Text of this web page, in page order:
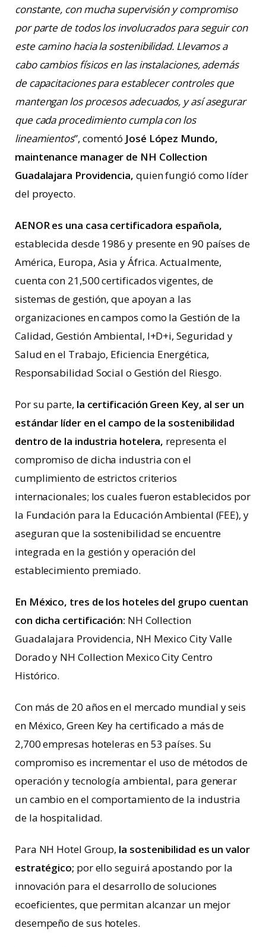
constante, con mucha supervisión y compromiso
por parte de todos los involucrados para seguir con
este camino hacia la sostenibilidad. Llevamos a
cabo cambios físicos en las instalaciones, además
de capacitaciones para establecer controles que
mantengan los procesos adecuados, y así asegurar
que cada procedimiento cumpla con los
lineamientos”, comentó José López Mundo,
maintenance manager de NH Collection
Guadalajara Providencia, quien fungió como líder
del proyecto.
AENOR es una casa certificadora española,
establecida desde 1986 y presente en 90 países de
América, Europa, Asia y África. Actualmente,
cuenta con 21,500 certificados vigentes, de
sistemas de gestión, que apoyan a las
organizaciones en campos como la Gestión de la
Calidad, Gestión Ambiental, I+D+i, Seguridad y
Salud en el Trabajo, Eficiencia Energética,
Responsabilidad Social o Gestión del Riesgo.
Por su parte, la certificación Green Key, al ser un
estándar líder en el campo de la sostenibilidad
dentro de la industria hotelera, representa el
compromiso de dicha industria con el
cumplimiento de estrictos criterios
internacionales; los cuales fueron establecidos por
la Fundación para la Educación Ambiental (FEE), y
aseguran que la sostenibilidad se encuentre
integrada en la gestión y operación del
establecimiento premiado.
En México, tres de los hoteles del grupo cuentan
con dicha certificación: NH Collection
Guadalajara Providencia, NH Mexico City Valle
Dorado y NH Collection Mexico City Centro
Histórico.
Con más de 20 años en el mercado mundial y seis
en México, Green Key ha certificado a más de
2,700 empresas hoteleras en 53 países. Su
compromiso es incrementar el uso de métodos de
operación y tecnología ambiental, para generar
un cambio en el comportamiento de la industria
de la hospitalidad.
Para NH Hotel Group, la sostenibilidad es un valor
estratégico; por ello seguirá apostando por la
innovación para el desarrollo de soluciones
ecoeficientes, que permitan alcanzar un mejor
desempeño de sus hoteles.